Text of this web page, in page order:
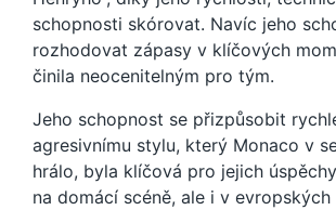
schopnosti skórovat. Navíc jeho
rozhodovat zápasy v klíčových
činila neocenitelným pro tým.
Jeho schopnost se přizpůsobit
agresivnímu stylu, který Monaco v
hrálo, byla klíčová pro jejich
na domácí scéně, ale i v evropských